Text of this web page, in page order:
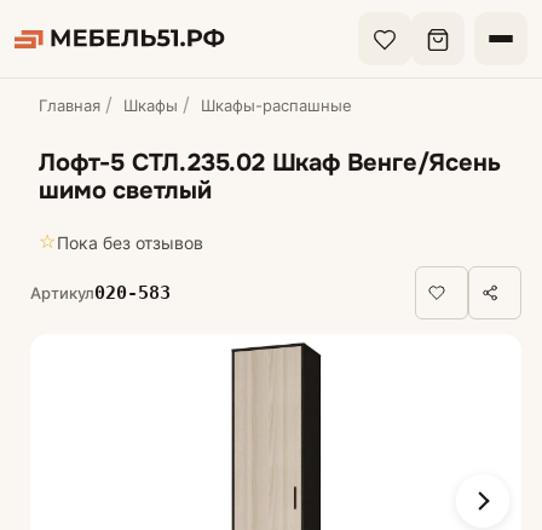
Главная Шкафы Шкафы-распашные
Лофт-5 СТЛ.235.02 Шкаф Венге/Ясень
шимо светлый
☆Пока без отзывов
Артикул020-583